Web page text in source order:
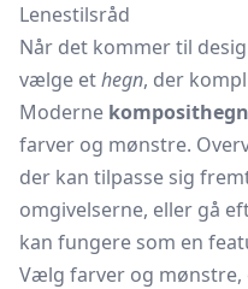
Lenestilsråd
Når det kommer til
vælge ethegn, der
Moderne komposithegn
farver og mønstre.
der kan tilpasse sig
omgivelserne, eller gå
kan fungere som en
Vælg farver og